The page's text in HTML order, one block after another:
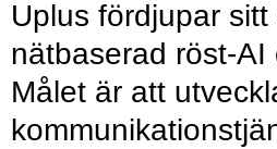
Uplus fördjupar
nätbaserad röst-
Målet är att